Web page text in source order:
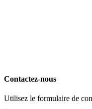
Contactez-nous
Utilisez le formulaire de